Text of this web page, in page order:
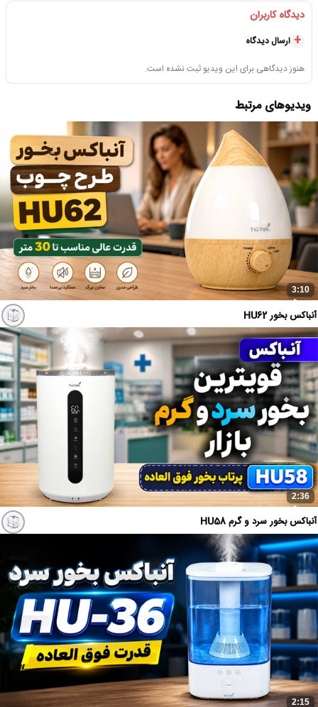
دیدگاه کاربران
ارسال دیدگاه
هنوز دیدگاهی برای این ویدیو ثبت نشده است.
ویدیوهای مرتبط
3:10
آنباکس بخور HU62
2:36
آنباکس بخور سرد و گرم HU58
2:15